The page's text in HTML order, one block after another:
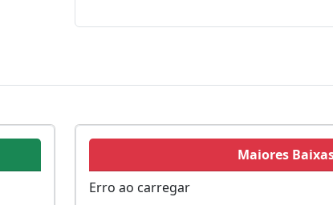
Maiores
Erro ao carregar